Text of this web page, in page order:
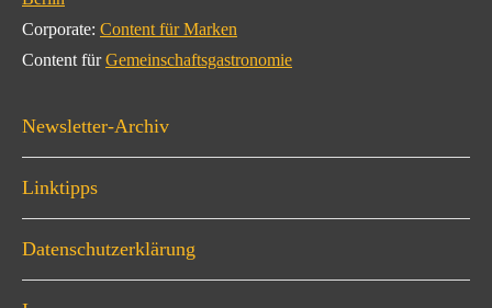
Corporate: Content für Marken
Content fürGemeinschaftsgastronomie
Newsletter-Archiv
Linktipps
Datenschutzerklärung